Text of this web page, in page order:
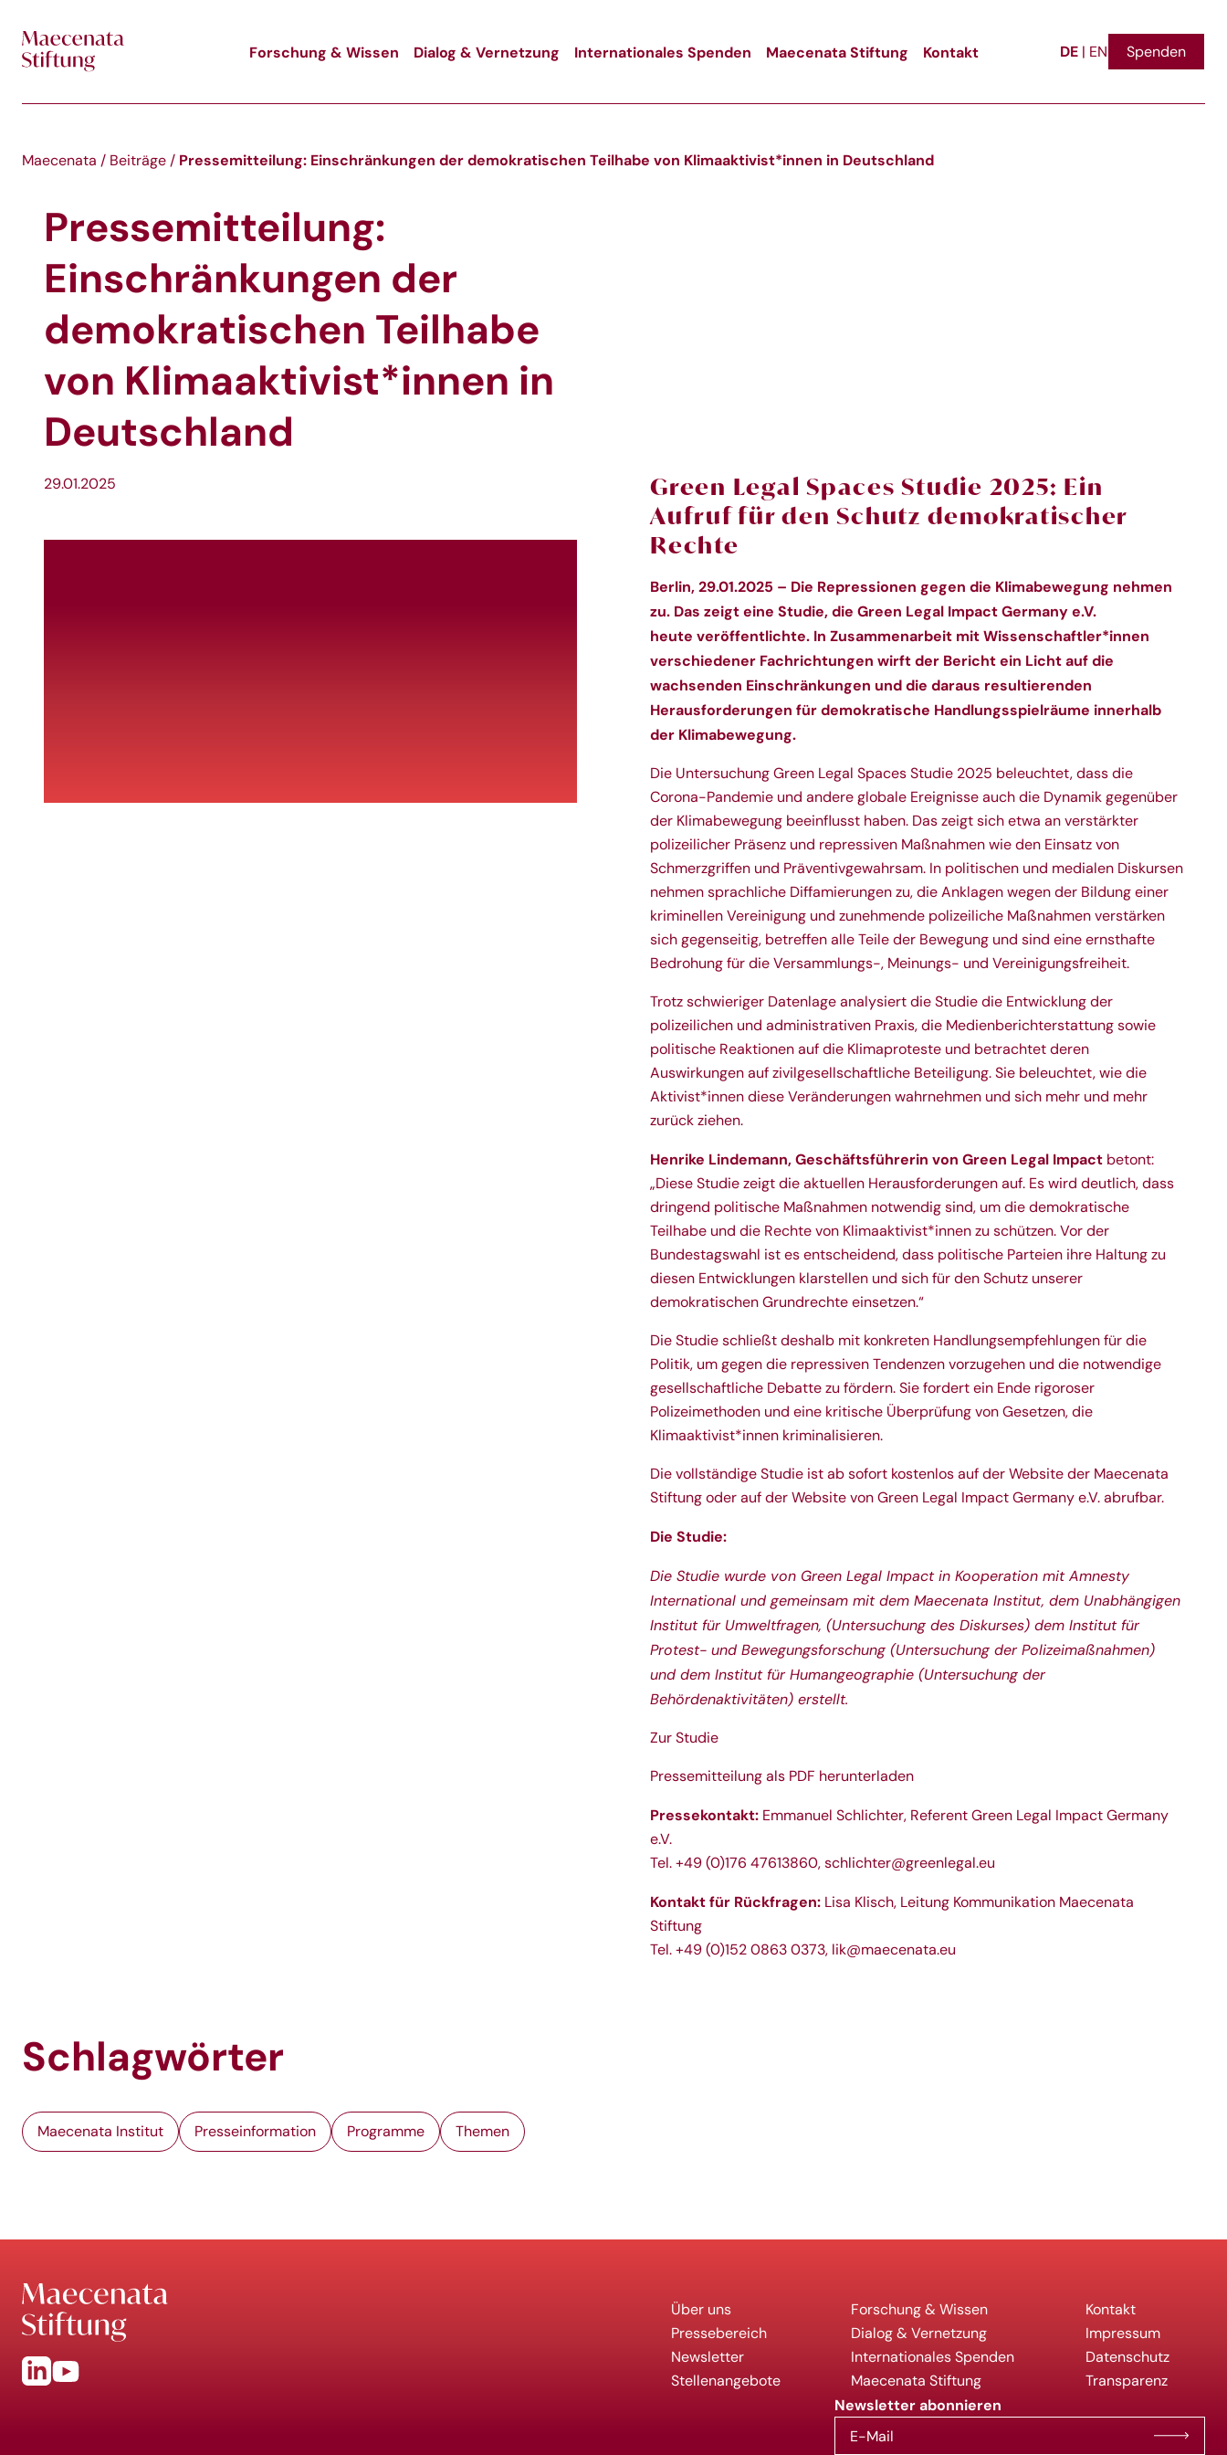
Forschung & Wissen Dialog & Vernetzung Internationales Spenden Maecenata Stiftung Kontakt DE | EN Spenden
Maecenata / Beiträge / Pressemitteilung: Einschränkungen der demokratischen Teilhabe von Klimaaktivist*innen in Deutschland
Pressemitteilung:
Einschränkungen der
demokratischen Teilhabe
von Klimaaktivist*innen in
Deutschland
29.01.2025 Green Legal Spaces Studie 2025: Ein
Aufruf für den Schutz demokratischer
Rechte
Berlin, 29.01.2025 – Die Repressionen gegen die Klimabewegung nehmen
zu. Das zeigt eine Studie, die Green Legal Impact Germany e.V.
heute veröffentlichte. In Zusammenarbeit mit Wissenschaftler*innen
verschiedener Fachrichtungen wirft der Bericht ein Licht auf die
wachsenden Einschränkungen und die daraus resultierenden
Herausforderungen für demokratische Handlungsspielräume innerhalb
der Klimabewegung.
Die Untersuchung Green Legal Spaces Studie 2025 beleuchtet, dass die
Corona-Pandemie und andere globale Ereignisse auch die Dynamik gegenüber
der Klimabewegung beeinflusst haben. Das zeigt sich etwa an verstärkter
polizeilicher Präsenz und repressiven Maßnahmen wie den Einsatz von
Schmerzgriffen und Präventivgewahrsam. In politischen und medialen Diskursen
nehmen sprachliche Diffamierungen zu, die Anklagen wegen der Bildung einer
kriminellen Vereinigung und zunehmende polizeiliche Maßnahmen verstärken
sich gegenseitig, betreffen alle Teile der Bewegung und sind eine ernsthafte
Bedrohung für die Versammlungs-, Meinungs- und Vereinigungsfreiheit.
Trotz schwieriger Datenlage analysiert die Studie die Entwicklung der
polizeilichen und administrativen Praxis, die Medienberichterstattung sowie
politische Reaktionen auf die Klimaproteste und betrachtet deren
Auswirkungen auf zivilgesellschaftliche Beteiligung. Sie beleuchtet, wie die
Aktivist*innen diese Veränderungen wahrnehmen und sich mehr und mehr
zurück ziehen.
Henrike Lindemann, Geschäftsführerin von Green Legal Impact betont:
„Diese Studie zeigt die aktuellen Herausforderungen auf. Es wird deutlich, dass
dringend politische Maßnahmen notwendig sind, um die demokratische
Teilhabe und die Rechte von Klimaaktivist*innen zu schützen. Vor der
Bundestagswahl ist es entscheidend, dass politische Parteien ihre Haltung zu
diesen Entwicklungen klarstellen und sich für den Schutz unserer
demokratischen Grundrechte einsetzen.“
Die Studie schließt deshalb mit konkreten Handlungsempfehlungen für die
Politik, um gegen die repressiven Tendenzen vorzugehen und die notwendige
gesellschaftliche Debatte zu fördern. Sie fordert ein Ende rigoroser
Polizeimethoden und eine kritische Überprüfung von Gesetzen, die
Klimaaktivist*innen kriminalisieren.
Die vollständige Studie ist ab sofort kostenlos auf der Website der Maecenata
Stiftung oder auf der Website von Green Legal Impact Germany e.V. abrufbar.
Die Studie:
Die Studie wurde von Green Legal Impact in Kooperation mit Amnesty
International und gemeinsam mit dem Maecenata Institut, dem Unabhängigen
Institut für Umweltfragen, (Untersuchung des Diskurses) dem Institut für
Protest- und Bewegungsforschung (Untersuchung der Polizeimaßnahmen)
und dem Institut für Humangeographie (Untersuchung der
Behördenaktivitäten) erstellt.
Zur Studie
Pressemitteilung als PDF herunterladen
Pressekontakt: Emmanuel Schlichter, Referent Green Legal Impact Germany
e.V.
Tel. +49 (0)176 47613860, schlichter@greenlegal.eu
Kontakt für Rückfragen: Lisa Klisch, Leitung Kommunikation Maecenata
Stiftung
Tel. +49 (0)152 0863 0373, lik@maecenata.eu
Schlagwörter
Maecenata Institut Presseinformation Programme Themen
Über uns
Pressebereich
Newsletter
Stellenangebote
Forschung & Wissen
Dialog & Vernetzung
Internationales Spenden
Maecenata Stiftung
Kontakt
Impressum
Datenschutz
Transparenz
Newsletter abonnieren